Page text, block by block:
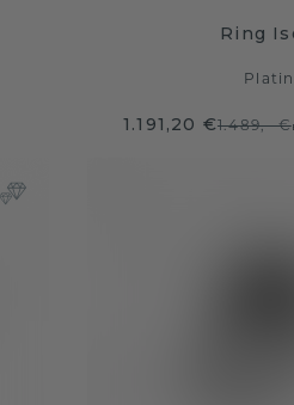
Ring
Platin
1.191,20 €1.489,- €